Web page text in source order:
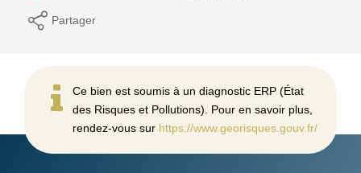
Partager
Ce bien est soumis à un diagnostic ERP (État
des Risques et Pollutions). Pour en savoir plus,
rendez-vous sur https://www.georisques.gouv.fr/